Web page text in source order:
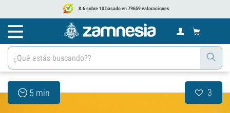
8.6 sobre 10 basado en 79659 valoraciones
5 min 3